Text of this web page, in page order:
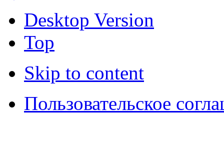
Desktop Version
Top
Skip to content
Пользовательское